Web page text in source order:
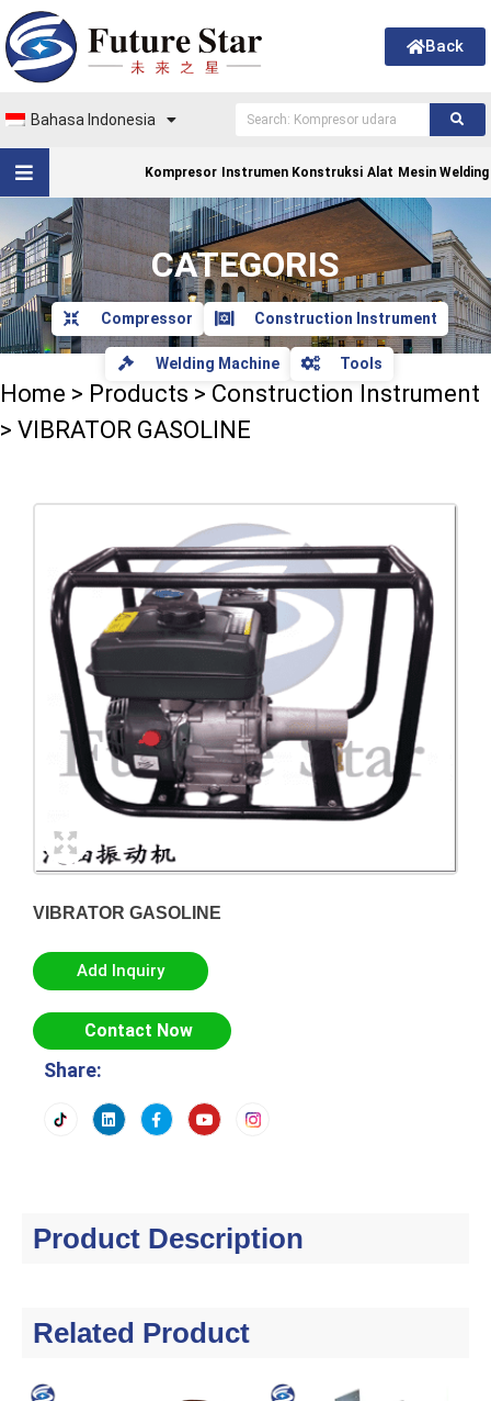
Back
Bahasa Indonesia
Kompresor Instrumen Konstruksi Alat Mesin Welding
CATEGORIS
Compressor Construction Instrument
Welding Machine Tools
Home > Products > Construction Instrument
> VIBRATOR GASOLINE
VIBRATOR GASOLINE
Add Inquiry
Contact Now
Share:
Product Description
Related Product